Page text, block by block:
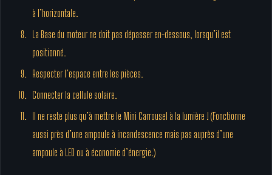
à l’horizontale.
La Base du moteur ne doit pas dépasser en-dessous, lorsqu’il est
positionné.
Respecter l’espace entre les pièces.
Connecter la cellule solaire.
Il ne reste plus qu’à mettre le Mini Carrousel à la lumière ! (Fonctionne
aussi près d’une ampoule à incandescence mais pas auprès d’une
ampoule à LED ou à économie d’énergie.)